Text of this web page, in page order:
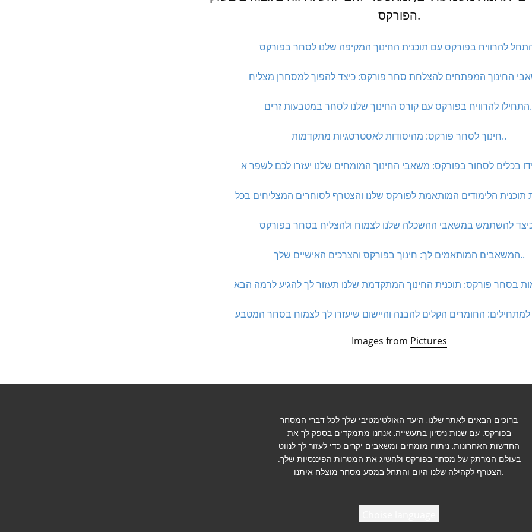
הפורקס.
לסחר במטבעות זרים..
חינוך לסחר פורקס: מהיסודות לאסטרטגיות מתקדמות..
המשאבים המותאמים לך: חינוך בפורקס והצרכים האישיים שלך..
Images from Pictures
ברוכים הבאים לאתר שלנו, היעד האולטימטיבי שלך לכל דברי המסחר
בפורקס. עם שנות ניסיון בתעשייה, אנחנו מתמקדים בספק לך את
החדשות האחרונות, ניתוח מומחים ומשאבים יקרים כדי לעזור לך לנווט
בעולם המרתק של מסחר בפורקס ולהשיג את המטרות הפיננסיות שלך.
הצטרף לקהילה שלנו היום והתחל במסע מסחר מוצלח איתנו.